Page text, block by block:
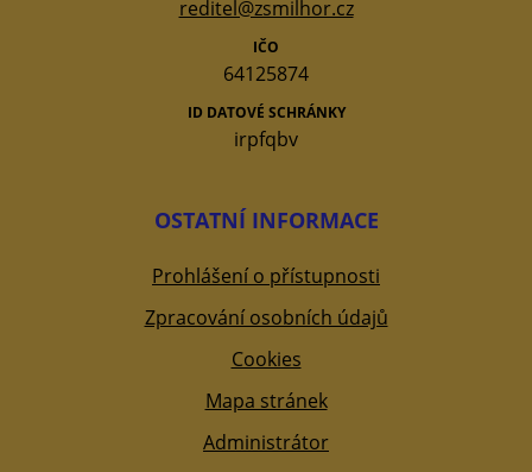
reditel@zsmilhor.cz
IČO
64125874
ID DATOVÉ SCHRÁNKY
irpfqbv
OSTATNÍ INFORMACE
Prohlášení o přístupnosti
Zpracování osobních údajů
Cookies
Mapa stránek
Administrátor